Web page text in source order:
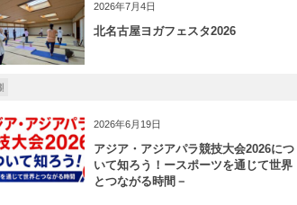
2026年7月4日
北名古屋ヨガフェスタ2026
2026年6月19日
アジア・アジアパラ競技大会2026につ
いて知ろう！ースポーツを通じて世界
とつながる時間－